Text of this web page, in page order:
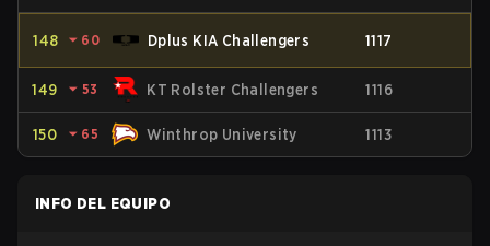
148 ⏷ 60 Dplus KIA Challengers 1117
149 ⏷ 53 KT Rolster Challengers 1116
150 ⏷ 65 Winthrop University 1113
INFO DEL EQUIPO